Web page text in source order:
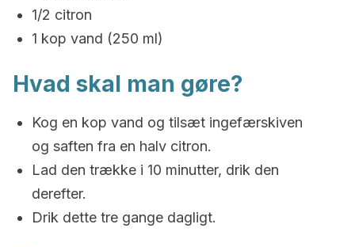
1/2 citron
1 kop vand (250 ml)
Hvad skal man gøre?
Kog en kop vand og tilsæt ingefærskiven
og saften fra en halv citron.
Lad den trække i 10 minutter, drik den
derefter.
Drik dette tre gange dagligt.